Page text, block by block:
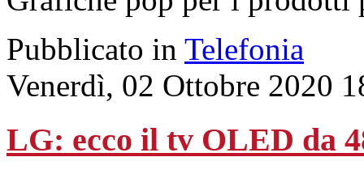
Pubblicato in Telefonia
Venerdì, 02 Ottobre 2020
LG: ecco il tv OLED da